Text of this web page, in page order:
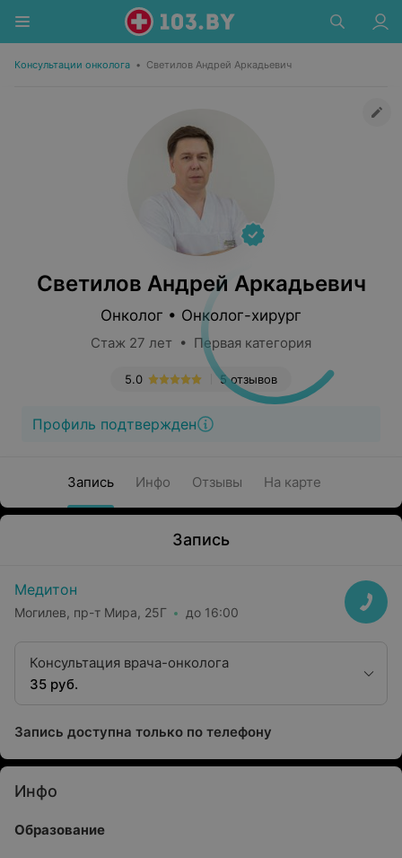
Консультации онколога • Светилов Андрей Аркадьевич
Светилов Андрей Аркадьевич
Онколог • Онколог-хирург
Стаж 27 лет • Первая категория
5 отзывов
5.0
Профиль подтвержден
Запись Инфо Отзывы На карте
Запись
Медитон
Могилев, пр-т Мира, 25Г до 16:00
Консультация врача-онколога
35 руб.
Запись доступна только по телефону
Инфо
Образование